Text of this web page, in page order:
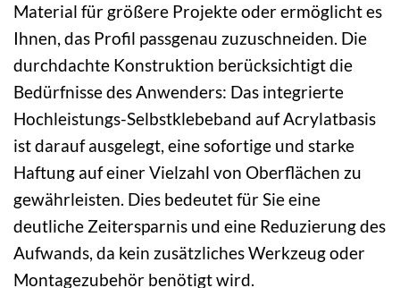
Material für größere Projekte oder ermöglicht es
Ihnen, das Profil passgenau zuzuschneiden. Die
durchdachte Konstruktion berücksichtigt die
Bedürfnisse des Anwenders: Das integrierte
Hochleistungs-Selbstklebeband auf Acrylatbasis
ist darauf ausgelegt, eine sofortige und starke
Haftung auf einer Vielzahl von Oberflächen zu
gewährleisten. Dies bedeutet für Sie eine
deutliche Zeitersparnis und eine Reduzierung des
Aufwands, da kein zusätzliches Werkzeug oder
Montagezubehör benötigt wird.